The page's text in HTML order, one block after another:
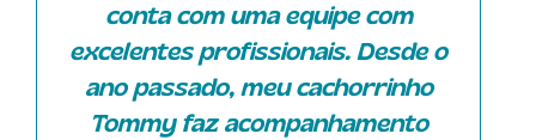
conta com uma equipe com
excelentes profissionais. Desde o
ano passado, meu cachorrinho
Tommy faz acompanhamento